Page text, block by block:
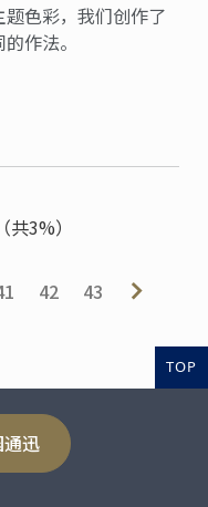
色彩，我们创作了
作法。
3%）
42 43
TOP
迅